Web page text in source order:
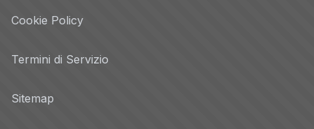
Cookie Policy
Termini di Servizio
Sitemap